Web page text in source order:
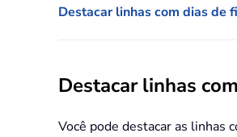
Destacar linhas com dias de
Destacar linhas
Você pode destacar as linhas